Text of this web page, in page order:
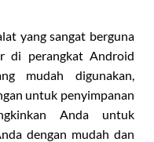
yang sangat berguna
di perangkat Android
mudah digunakan,
untuk penyimpanan
Anda untuk
dengan mudah dan